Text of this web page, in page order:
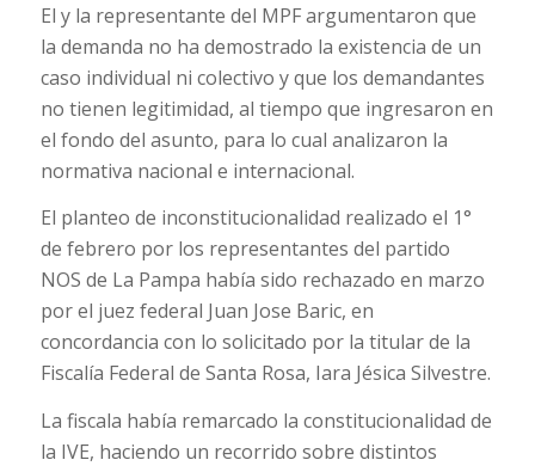
El y la representante del MPF argumentaron que
la demanda no ha demostrado la existencia de un
caso individual ni colectivo y que los demandantes
no tienen legitimidad, al tiempo que ingresaron en
el fondo del asunto, para lo cual analizaron la
normativa nacional e internacional.
El planteo de inconstitucionalidad realizado el 1°
de febrero por los representantes del partido
NOS de La Pampa había sido rechazado en marzo
por el juez federal Juan Jose Baric, en
concordancia con lo solicitado por la titular de la
Fiscalía Federal de Santa Rosa, Iara Jésica Silvestre.
La fiscala había remarcado la constitucionalidad de
la IVE, haciendo un recorrido sobre distintos